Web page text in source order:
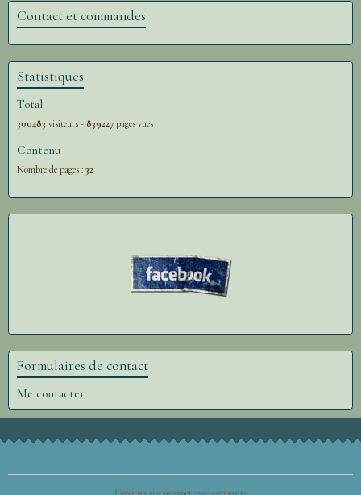
Contact et commandes
Statistiques
Total
300483 visiteurs - 839227 pages vues
Contenu
Nombre de pages : 32
Formulaires de contact
Me contacter